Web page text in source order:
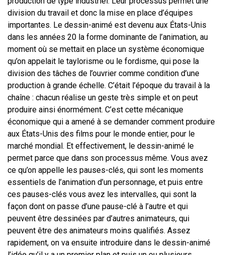
division du travail et donc la mise en place d’équipes
importantes. Le dessin-animé est devenu aux États-Unis
dans les années 20 la forme dominante de l’animation, au
moment où se mettait en place un système économique
qu’on appelait le taylorisme ou le fordisme, qui pose la
division des tâches de l’ouvrier comme condition d’une
production à grande échelle. C’était l’époque du travail à la
chaîne : chacun réalise un geste très simple et on peut
produire ainsi énormément. C’est cette mécanique
économique qui a amené à se demander comment produire
aux États-Unis des films pour le monde entier, pour le
marché mondial. Et effectivement, le dessin-animé le
permet parce que dans son processus même. Vous avez
ce qu’on appelle les pauses-clés, qui sont les moments
essentiels de l’animation d’un personnage, et puis entre
ces pauses-clés vous avez les intervalles, qui sont la
façon dont on passe d’une pause-clé à l’autre et qui
peuvent être dessinées par d’autres animateurs, qui
peuvent être des animateurs moins qualifiés. Assez
rapidement, on va ensuite introduire dans le dessin-animé